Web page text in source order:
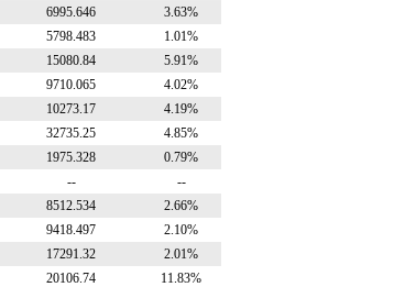
6995.646
3.63%
5798.483
1.01%
15080.84
5.91%
9710.065
4.02%
10273.17
4.19%
32735.25
4.85%
1975.328
0.79%
--
--
8512.534
2.66%
9418.497
2.10%
17291.32
2.01%
20106.74
11.83%